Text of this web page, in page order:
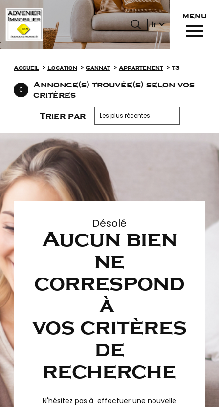
menu
Langue
fr
Accueil 0 Langue
fr
Accueil Location Gannat Appartement T3
0
Annonce(s) trouvée(s) selon vos
critères
Trier par Les plus récentes
Désolé
Aucun bien
ne
correspond
à
vos critères
de
recherche
N'hésitez pas à effectuer une nouvelle